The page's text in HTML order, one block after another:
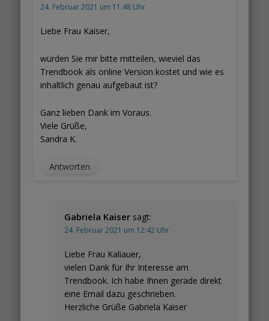
24. Februar 2021 um 11:48 Uhr
Liebe Frau Kaiser,
würden Sie mir bitte mitteilen, wieviel das
Trendbook als online Version kostet und wie es
inhaltlich genau aufgebaut ist?
Ganz lieben Dank im Voraus.
Viele Grüße,
Sandra K.
Antworten
Gabriela Kaiser sagt:
24. Februar 2021 um 12:42 Uhr
Liebe Frau Kaliauer,
vielen Dank für Ihr Interesse am
Trendbook. Ich habe Ihnen gerade direkt
eine Email dazu geschrieben.
Herzliche Grüße Gabriela Kaiser